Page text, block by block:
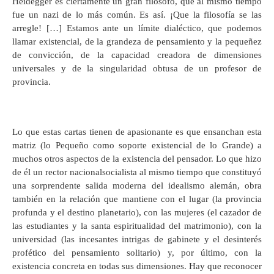
fue un nazi de lo más común. Es así. ¡Que la filosofía se las
arregle! […] Estamos ante un límite dialéctico, que podemos
llamar existencial, de la grandeza de pensamiento y la pequeñez
de convicción, de la capacidad creadora de dimensiones
universales y de la singularidad obtusa de un profesor de
provincia.
Lo que estas cartas tienen de apasionante es que ensanchan esta
matriz (lo Pequeño como soporte existencial de lo Grande) a
muchos otros aspectos de la existencia del pensador. Lo que hizo
de él un rector nacionalsocialista al mismo tiempo que constituyó
una sorprendente salida moderna del idealismo alemán, obra
también en la relación que mantiene con el lugar (la provincia
profunda y el destino planetario), con las mujeres (el cazador de
las estudiantes y la santa espiritualidad del matrimonio), con la
universidad (las incesantes intrigas de gabinete y el desinterés
profético del pensamiento solitario) y, por último, con la
existencia concreta en todas sus dimensiones. Hay que reconocer